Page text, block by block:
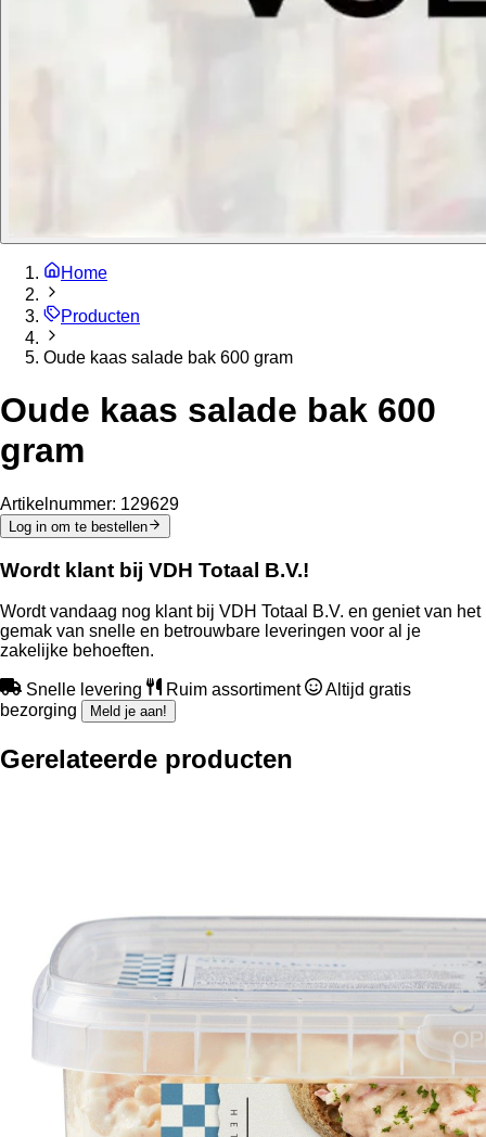
Home
Producten
Oude kaas salade bak 600 gram
Oude kaas salade bak 600
gram
Artikelnummer: 129629
Log in om te bestellen
Wordt klant bij VDH Totaal B.V.!
Wordt vandaag nog klant bij VDH Totaal B.V. en geniet van het
gemak van snelle en betrouwbare leveringen voor al je
zakelijke behoeften.
Snelle levering Ruim assortiment
Altijd gratis
bezorging
Meld je aan!
Gerelateerde producten